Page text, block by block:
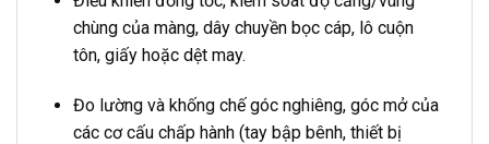
chùng của màng, dây chuyền bọc cáp, lô cuộn
tôn, giấy hoặc dệt may.
Đo lường và khống chế góc nghiêng, góc mở của
các cơ cấu chấp hành (tay bập bênh, thiết bị